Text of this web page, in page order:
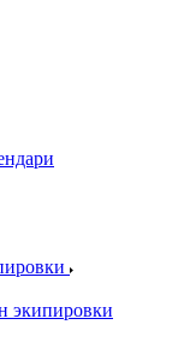
экипировки